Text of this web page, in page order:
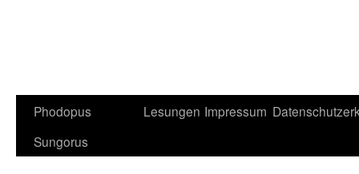
Springe
zum
Phodopus
Sungorus
Lesungen Impressum